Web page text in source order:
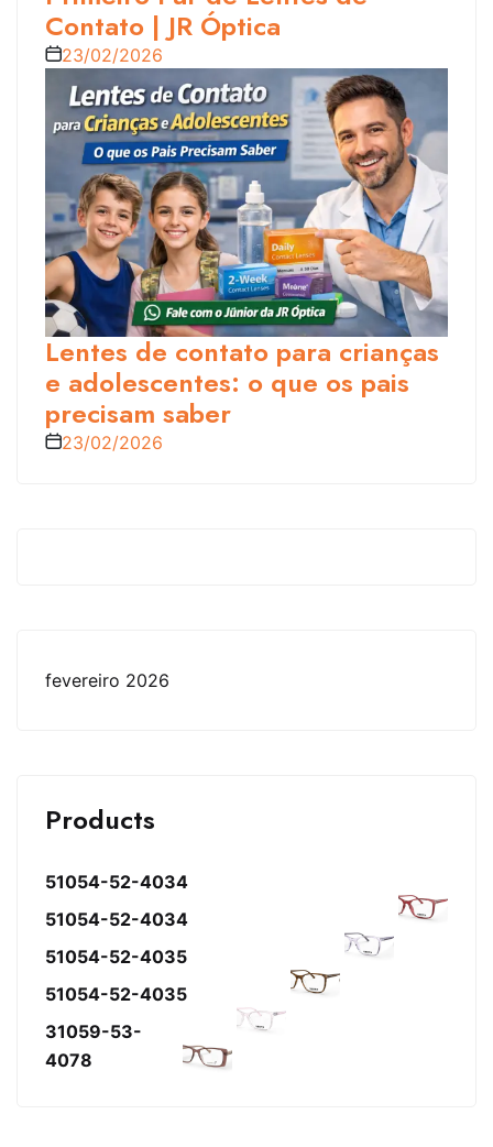
Contato | JR Óptica
23/02/2026
Lentes de contato para crianças
e adolescentes: o que os pais
precisam saber
23/02/2026
fevereiro 2026
Products
51054-52-4034
51054-52-4034
51054-52-4035
51054-52-4035
31059-53-
4078